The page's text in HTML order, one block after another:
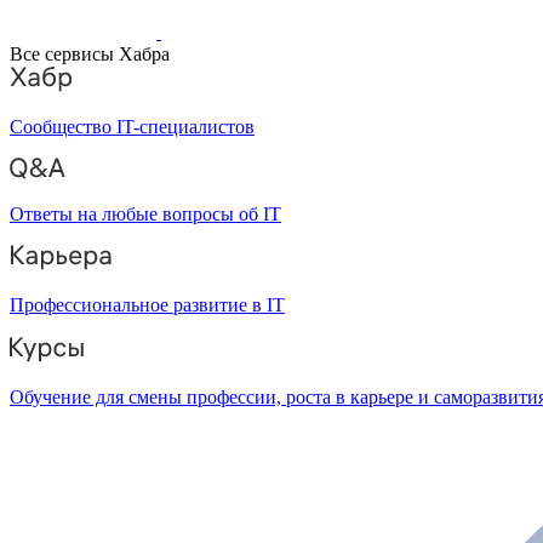
Все сервисы Хабра
Сообщество IT-специалистов
Ответы на любые вопросы об IT
Профессиональное развитие в IT
Обучение для смены профессии, роста в карьере и